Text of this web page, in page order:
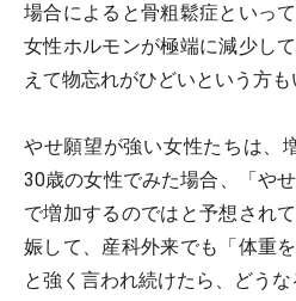
場合によると骨粗鬆症といっ
女性ホルモンが極端に減少し
えて物忘れがひどいという方も
やせ願望が強い女性たちは、
30歳の女性でみた場合、「や
で増加するのではと予想され
娠して、産科外来でも「体重
と強く言われ続けたら、どうな